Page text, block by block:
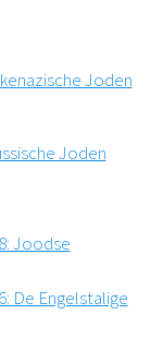
Joden
Joden
Joodse
De Engelstalige